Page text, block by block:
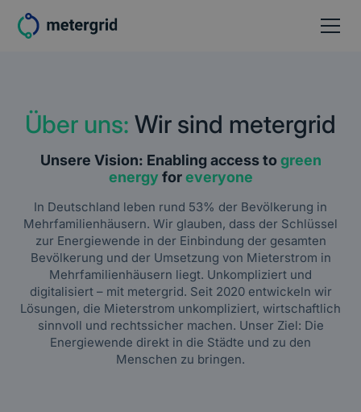
Über uns: Wir sind metergrid
Unsere Vision: Enabling access to green
energy foreveryone
In Deutschland leben rund 53% der Bevölkerung in
Mehrfamilienhäusern. Wir glauben, dass der Schlüssel
zur Energiewende in der Einbindung der gesamten
Bevölkerung und der Umsetzung von Mieterstrom in
Mehrfamilienhäusern liegt. Unkompliziert und
digitalisiert – mit metergrid. Seit 2020 entwickeln wir
Lösungen, die Mieterstrom unkompliziert, wirtschaftlich
sinnvoll und rechtssicher machen. Unser Ziel: Die
Energiewende direkt in die Städte und zu den
Menschen zu bringen.